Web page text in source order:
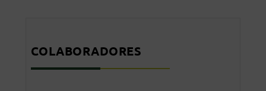
COLABORADORES